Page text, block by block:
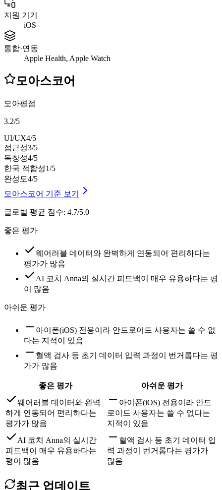
지원 기기
iOS
통합·연동
Apple Health, Apple Watch
모아스코어
모아평점
3.2/5
UI/UX4/5
접근성3/5
독창성4/5
한국 적합성1/5
완성도4/5
모아스코어 기준 보기
글로벌 평균 점수: 4.7/5.0
좋은 평가
웨어러블 데이터와 완벽하게 연동되어 편리하다는
평가가 많음
AI 코치 Anna의 실시간 피드백이 매우 유용하다는 평
이 많음
아쉬운 평가
아이폰(iOS) 전용이라 안드로이드 사용자는 쓸 수 없
다는 지적이 있음
혈액 검사 등 초기 데이터 입력 과정이 번거롭다는 평
가가 많음
좋은 평가
아쉬운 평가
웨어러블 데이터와 완벽
하게 연동되어 편리하다는
평가가 많음
아이폰(iOS) 전용이라 안드
로이드 사용자는 쓸 수 없다는
지적이 있음
AI 코치 Anna의 실시간
피드백이 매우 유용하다는
평이 많음
혈액 검사 등 초기 데이터 입
력 과정이 번거롭다는 평가가
많음
최근 업데이트